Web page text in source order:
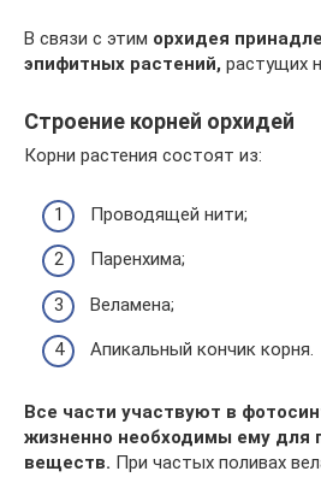
В связи с этим орхидея
эпифитных растений, растущих
Строение корней орхидей
Корни растения состоят из:
Проводящей нити;
Паренхима;
Веламена;
Апикальный кончик корня.
Все части участвуют в
жизненно необходимы ему для
веществ. При частых поливах